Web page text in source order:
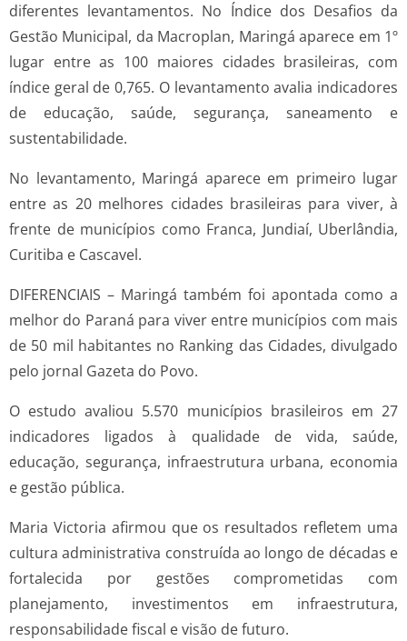
diferentes levantamentos. No Índice dos Desafios da
Gestão Municipal, da Macroplan, Maringá aparece em 1º
lugar entre as 100 maiores cidades brasileiras, com
índice geral de 0,765. O levantamento avalia indicadores
de educação, saúde, segurança, saneamento e
sustentabilidade.
No levantamento, Maringá aparece em primeiro lugar
entre as 20 melhores cidades brasileiras para viver, à
frente de municípios como Franca, Jundiaí, Uberlândia,
Curitiba e Cascavel.
DIFERENCIAIS – Maringá também foi apontada como a
melhor do Paraná para viver entre municípios com mais
de 50 mil habitantes no Ranking das Cidades, divulgado
pelo jornal Gazeta do Povo.
O estudo avaliou 5.570 municípios brasileiros em 27
indicadores ligados à qualidade de vida, saúde,
educação, segurança, infraestrutura urbana, economia
e gestão pública.
Maria Victoria afirmou que os resultados refletem uma
cultura administrativa construída ao longo de décadas e
fortalecida por gestões comprometidas com
planejamento, investimentos em infraestrutura,
responsabilidade fiscal e visão de futuro.